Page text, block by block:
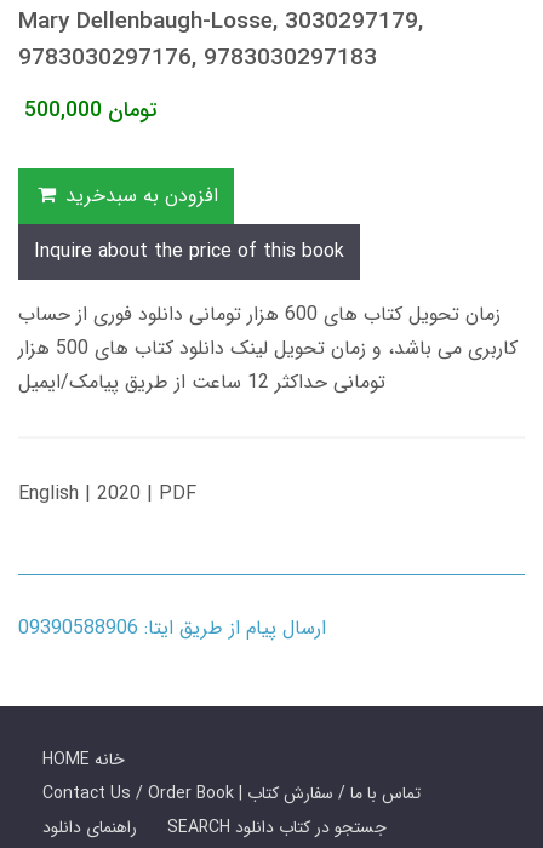
Mary Dellenbaugh-Losse, 3030297179,
9783030297176, 9783030297183
500,000 تومان
افزودن به سبدخرید
Inquire about the price of this book
زمان تحویل کتاب های 600 هزار تومانی دانلود فوری از حساب
کاربری می باشد، و زمان تحویل لینک دانلود کتاب های 500 هزار
تومانی حداکثر 12 ساعت از طریق پیامک/ایمیل
English | 2020 | PDF
ارسال پیام از طریق ایتا: 09390588906
HOME خانه
Contact Us / Order Book | تماس با ما / سفارش کتاب
راهنمای دانلود
SEARCH جستجو در کتاب دانلود